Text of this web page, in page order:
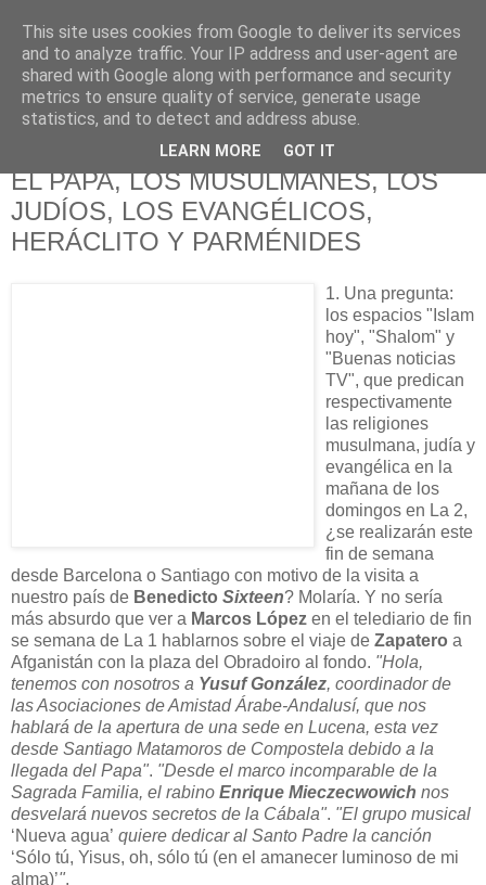
625 RANAS
LA TELEVISIÓN DESDE EL PUNTO DE VISTA BATRACIO
EL PAPA, LOS MUSULMANES, LOS
JUDÍOS, LOS EVANGÉLICOS,
HERÁCLITO Y PARMÉNIDES
1. Una pregunta:
los espacios "Islam
hoy", "Shalom" y
"Buenas noticias
TV", que predican
respectivamente
las religiones
musulmana, judía y
evangélica en la
mañana de los
domingos en La 2,
¿se realizarán este
fin de semana
desde Barcelona o Santiago con motivo de la visita a
nuestro país de Benedicto Sixteen? Molaría. Y no sería
más absurdo que ver a Marcos López en el telediario de fin
se semana de La 1 hablarnos sobre el viaje de Zapatero a
Afganistán con la plaza del Obradoiro al fondo. "Hola,
tenemos con nosotros a Yusuf González, coordinador de
las Asociaciones de Amistad Árabe-Andalusí, que nos
hablará de la apertura de una sede en Lucena, esta vez
desde Santiago Matamoros de Compostela debido a la
llegada del Papa". "Desde el marco incomparable de la
Sagrada Familia, el rabino Enrique Mieczecwowich nos
desvelará nuevos secretos de la Cábala". "El grupo musical
‘Nueva agua’ quiere dedicar al Santo Padre la canción
‘Sólo tú, Yisus, oh, sólo tú (en el amanecer luminoso de mi
alma)’".
This site uses cookies from Google to deliver its services
and to analyze traffic. Your IP address and user-agent are
shared with Google along with performance and security
metrics to ensure quality of service, generate usage
statistics, and to detect and address abuse.
LEARN MORE GOT IT